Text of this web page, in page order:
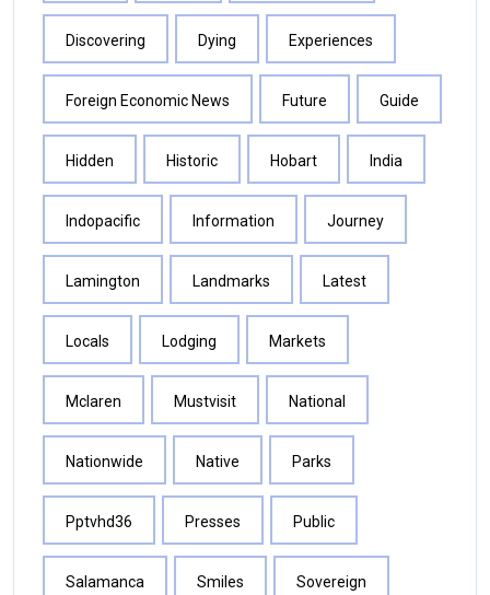
Discovering Dying Experiences
Foreign Economic News Future Guide
Hidden Historic Hobart India
Indopacific Information Journey
Lamington Landmarks Latest
Locals Lodging Markets
Mclaren Mustvisit National
Nationwide Native Parks
Pptvhd36 Presses Public
Salamanca Smiles Sovereign